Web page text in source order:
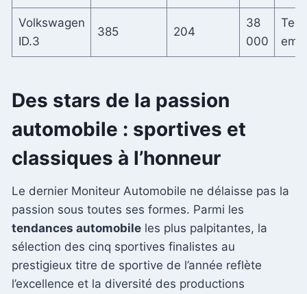
Volkswagen
ID.3
385 204
38
000
Des stars de la passion
automobile : sportives et
classiques à l’honneur
Le dernier Moniteur Automobile ne délaisse pas la
passion sous toutes ses formes. Parmi les
tendances automobile les plus palpitantes, la
sélection des cinq sportives finalistes au
prestigieux titre de sportive de l’année reflète
l’excellence et la diversité des productions